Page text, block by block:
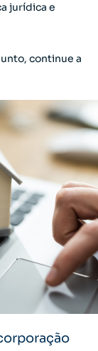
jurídica e
continue a